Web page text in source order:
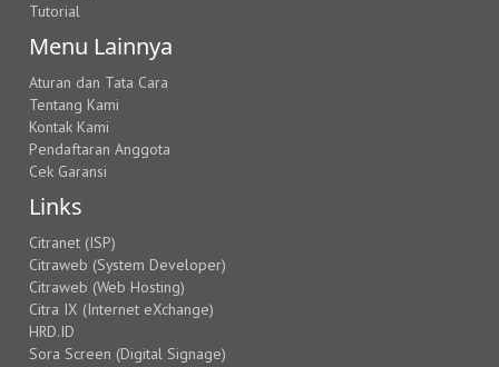
Tutorial
Menu Lainnya
Aturan dan Tata Cara
Tentang Kami
Kontak Kami
Pendaftaran Anggota
Cek Garansi
Links
Citranet (ISP)
Citraweb (System Developer)
Citraweb (Web Hosting)
Citra IX (Internet eXchange)
HRD.ID
Sora Screen (Digital Signage)